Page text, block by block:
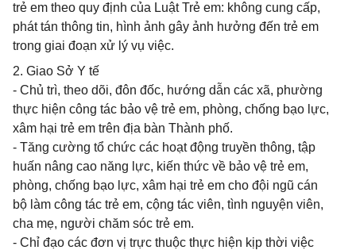
trẻ em theo quy định của Luật Trẻ em: không cung cấp,
phát tán thông tin, hình ảnh gây ảnh hưởng đến trẻ em
trong giai đoạn xử lý vụ việc.
2. Giao Sở Y tế
- Chủ trì, theo dõi, đôn đốc, hướng dẫn các xã, phường
thực hiện công tác bảo vệ trẻ em, phòng, chống bạo lực,
xâm hại trẻ em trên địa bàn Thành phố.
- Tăng cường tổ chức các hoạt động truyền thông, tập
huấn nâng cao năng lực, kiến thức về bảo vệ trẻ em,
phòng, chống bạo lực, xâm hại trẻ em cho đội ngũ cán
bộ làm công tác trẻ em, cộng tác viên, tình nguyện viên,
cha mẹ, người chăm sóc trẻ em.
- Chỉ đạo các đơn vị trực thuộc thực hiện kịp thời việc